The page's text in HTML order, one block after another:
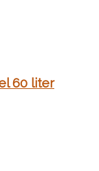
60 liter